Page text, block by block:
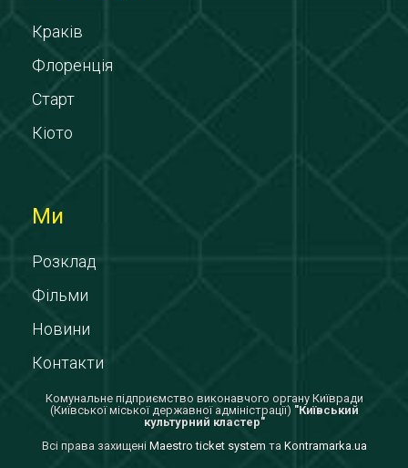
Краків
Флоренція
Старт
Кіото
Ми
Розклад
Фільми
Новини
Контакти
Комунальне підприємство виконавчого органу Київради
(Київської міської державної адміністрації) "Київський
культурний кластер"
Всi права захищенi Maestro ticket system та Kontramarka.ua